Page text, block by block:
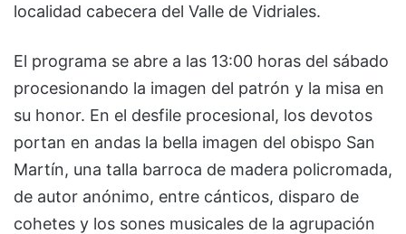
localidad cabecera del Valle de Vidriales.
El programa se abre a las 13:00 horas del sábado
procesionando la imagen del patrón y la misa en
su honor. En el desfile procesional, los devotos
portan en andas la bella imagen del obispo San
Martín, una talla barroca de madera policromada,
de autor anónimo, entre cánticos, disparo de
cohetes y los sones musicales de la agrupación